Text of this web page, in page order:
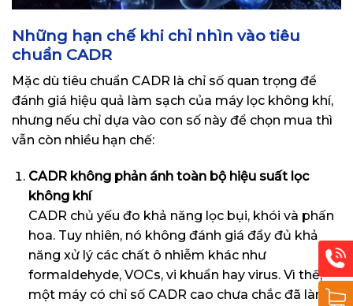
Những hạn chế khi chỉ nhìn vào tiêu
chuẩn CADR
Mặc dù tiêu chuẩn CADR là chỉ số quan trọng để
đánh giá hiệu quả làm sạch của máy lọc không khí,
nhưng nếu chỉ dựa vào con số này để chọn mua thì
vẫn còn nhiều hạn chế:
CADR không phản ánh toàn bộ hiệu suất lọc
không khí
CADR chủ yếu đo khả năng lọc bụi, khói và phấn
hoa. Tuy nhiên, nó không đánh giá đầy đủ khả
năng xử lý các chất ô nhiễm khác như
formaldehyde, VOCs, vi khuẩn hay virus. Vì thế,
một máy có chỉ số CADR cao chưa chắc đã làm